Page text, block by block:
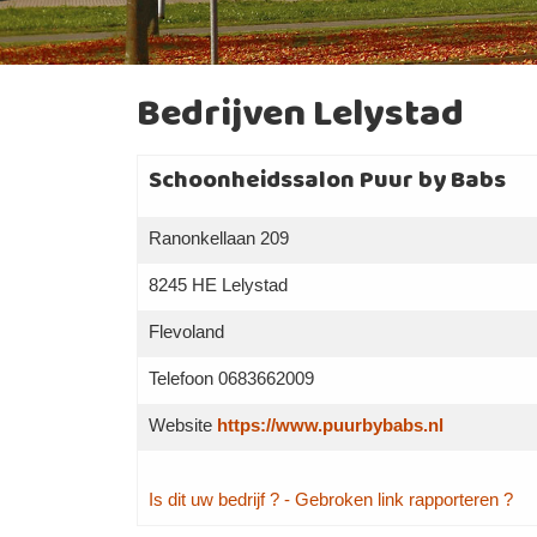
Bedrijven Lelystad
Schoonheidssalon Puur by Babs
Ranonkellaan 209
8245 HE Lelystad
Flevoland
Telefoon 0683662009
Website https://www.puurbybabs.nl
Is dit uw bedrijf ? - Gebroken link rapporteren ?